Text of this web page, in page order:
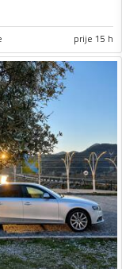
prije 15 h